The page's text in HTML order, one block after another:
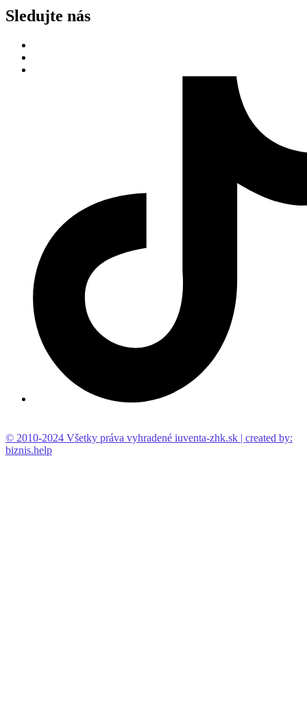
Sledujte nás
© 2010-2024 Všetky práva vyhradené iuventa-zhk.sk | created by:
biznis.help